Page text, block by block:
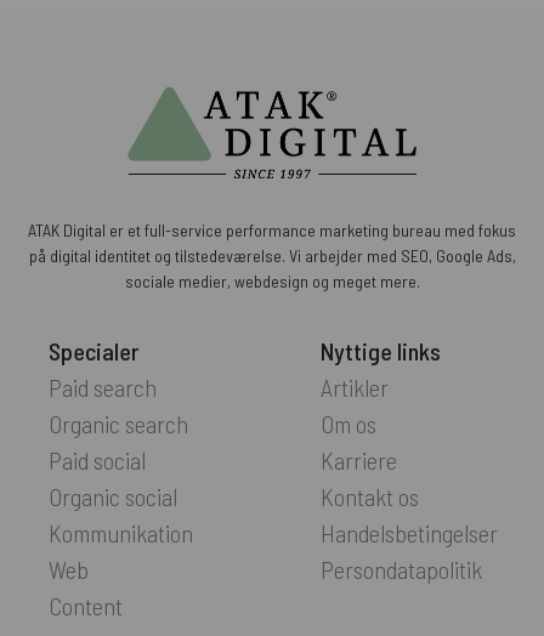
ATAK Digital er et full-service performance marketing bureau med fokus
på digital identitet og tilstedeværelse. Vi arbejder med SEO, Google Ads,
sociale medier, webdesign og meget mere.
Specialer
Paid search
Organic search
Paid social
Organic social
Kommunikation
Web
Content
Nyttige links
Artikler
Om os
Karriere
Kontakt os
Handelsbetingelser
Persondatapolitik